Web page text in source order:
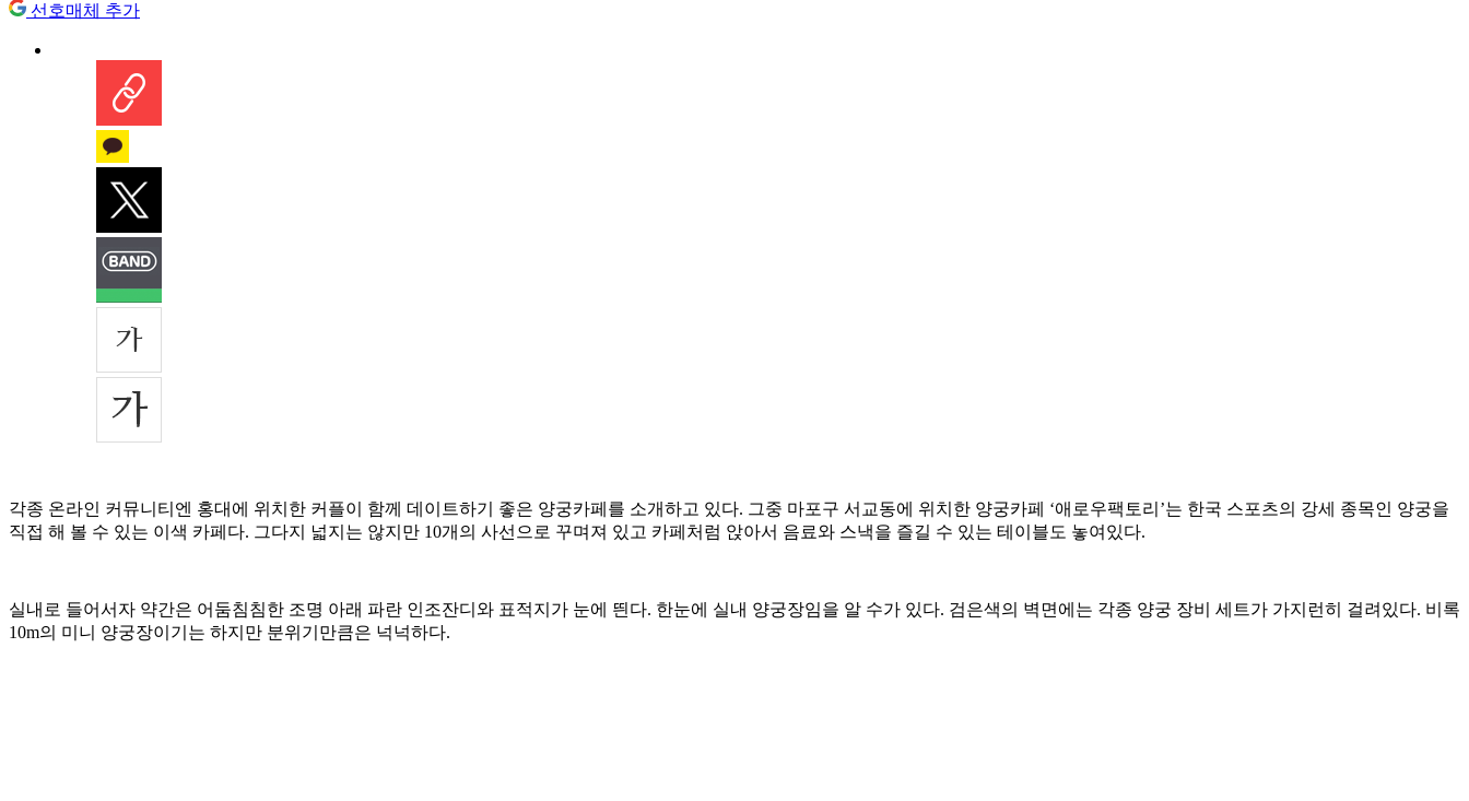
선호매체 추가
각종 온라인 커뮤니티엔 홍대에 위치한 커플이 함께 데이트하기 좋은 양궁카페를 소개하고 있다. 그중 마포구 서교동에 위치한 양궁카페 ‘애로우팩토리’는 한국 스포츠의 강세 종목인 양궁을
직접 해 볼 수 있는 이색 카페다. 그다지 넓지는 않지만 10개의 사선으로 꾸며져 있고 카페처럼 앉아서 음료와 스낵을 즐길 수 있는 테이블도 놓여있다.
실내로 들어서자 약간은 어둠침침한 조명 아래 파란 인조잔디와 표적지가 눈에 띈다. 한눈에 실내 양궁장임을 알 수가 있다. 검은색의 벽면에는 각종 양궁 장비 세트가 가지런히 걸려있다. 비록
10m의 미니 양궁장이기는 하지만 분위기만큼은 넉넉하다.